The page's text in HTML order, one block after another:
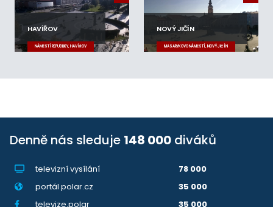
HAVÍŘOV
NÁMĚSTÍ REPUBLIKY, HAVÍŘOV
NOVÝ JIČÍN
MASARYKOVO NÁMĚSTÍ, NOVÝ JIČÍN
Denně nás sleduje 148 000 diváků
televizní vysílání
78 000
portál polar.cz
35 000
televize.polar
35 000